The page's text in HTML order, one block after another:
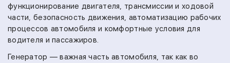
функционирование двигателя, трансмиссии и ходовой
части, безопасность движения, автоматизацию рабочих
процессов автомобиля и комфортные условия для
водителя и пассажиров.
Генератор — важная часть автомобиля, так как во